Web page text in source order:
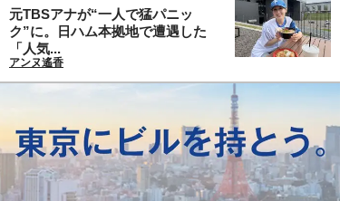
元TBSアナが“一人で猛パニッ
ク”に。日ハム本拠地で遭遇した
「人気...
アンヌ遙香